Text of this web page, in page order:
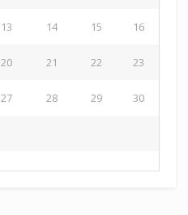
13 14 15 16
20 21 22 23
27 28 29 30